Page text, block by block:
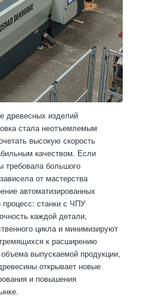
древесных изделий
стала неотъемлемым
высокую скорость
качеством. Если
требовала большого
от мастерства
автоматизированных
станки с ЧПУ
каждой детали,
цикла и минимизируют
к расширению
выпускаемой продукции,
открывает новые
и повышения